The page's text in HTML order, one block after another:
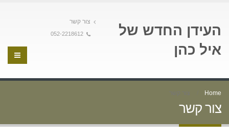
העידן החדש של
איל כהן
צור קשר
052-2218612
Home צור קשר
צור קשר